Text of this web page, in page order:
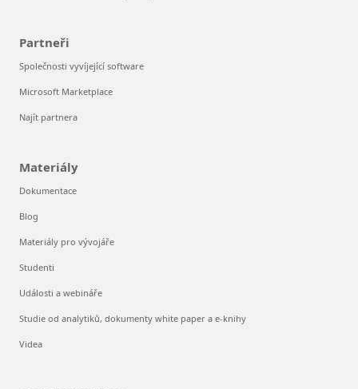
Partneři
Společnosti vyvíjející software
Microsoft Marketplace
Najít partnera
Materiály
Dokumentace
Blog
Materiály pro vývojáře
Studenti
Události a webináře
Studie od analytiků, dokumenty white paper a e-knihy
Videa